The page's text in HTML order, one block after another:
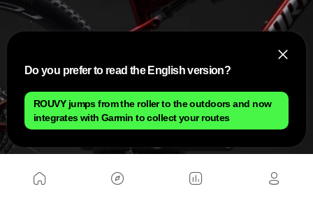
Do you prefer to read the English version?
ROUVY jumps from the roller to the outdoors and now
integrates with Garmin to collect your routes